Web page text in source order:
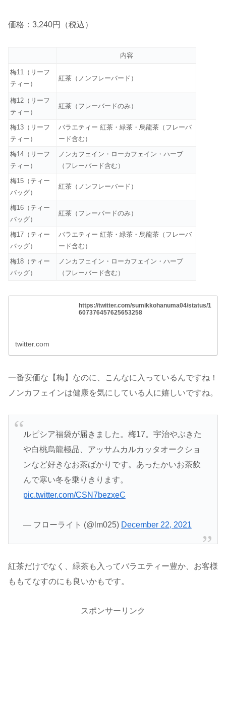
価格：3,240円（税込）
内容
梅11（リーフ
ティー）
紅茶（ノンフレーバード）
梅12（リーフ
ティー）
紅茶（フレーバードのみ）
梅13（リーフ
ティー）
バラエティー 紅茶・緑茶・烏龍茶（フレーバ
ード含む）
梅14（リーフ
ティー）
ノンカフェイン・ローカフェイン・ハーブ
（フレーバード含む）
梅15（ティー
バッグ）
紅茶（ノンフレーバード）
梅16（ティー
バッグ）
紅茶（フレーバードのみ）
梅17（ティー
バッグ）
バラエティー 紅茶・緑茶・烏龍茶（フレーバ
ード含む）
梅18（ティー
バッグ）
ノンカフェイン・ローカフェイン・ハーブ
（フレーバード含む）
https://twitter.com/sumikkohanuma04/status/1
607376457625653258
twitter.com
一番安価な【梅】なのに、こんなに入っているんですね！
ノンカフェインは健康を気にしている人に嬉しいですね。
ルピシア福袋が届きました。梅17。宇治やぶきた
や白桃烏龍極品、アッサムカルカッタオークショ
ンなど好きなお茶ばかりです。あったかいお茶飲
んで寒い冬を乗りきります。
pic.twitter.com/CSN7bezxeC
— フローライト (@lm025) December 22, 2021
紅茶だけでなく、緑茶も入ってバラエティー豊か、お客様
ももてなすのにも良いかもです。
スポンサーリンク